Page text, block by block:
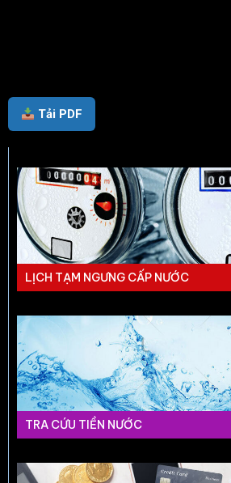
Tải PDF
LỊCH TẠM NGƯNG CẤP NƯỚC
TRA CỨU TIỀN NƯỚC